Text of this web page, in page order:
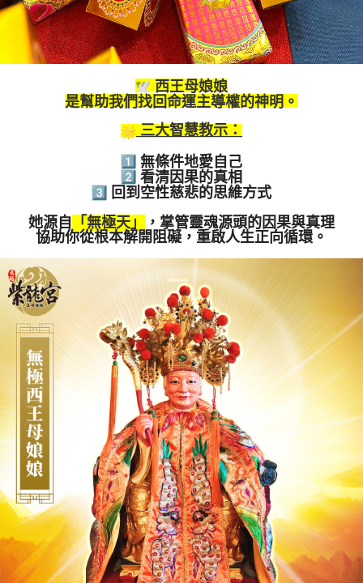
西王母娘娘
是幫助我們找回命運主導權的神明。
三大智慧教示：
無條件地愛自己
看清因果的真相
回到空性慈悲的思維方式
她源自 「無極天」
，掌管靈魂源頭的因果與真理
協助你從根本解開阻礙，重啟人生正向循環。